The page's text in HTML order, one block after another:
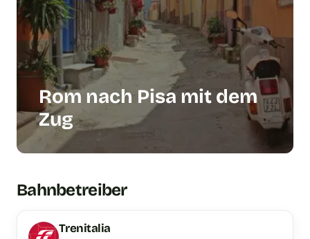
Rom nach Pisa mit dem
Zug
Bahnbetreiber
Trenitalia